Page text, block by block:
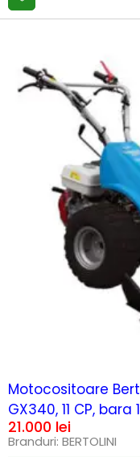
Motocositoare
GX340, 11 CP,
21.000 lei
Branduri: BERTOLINI